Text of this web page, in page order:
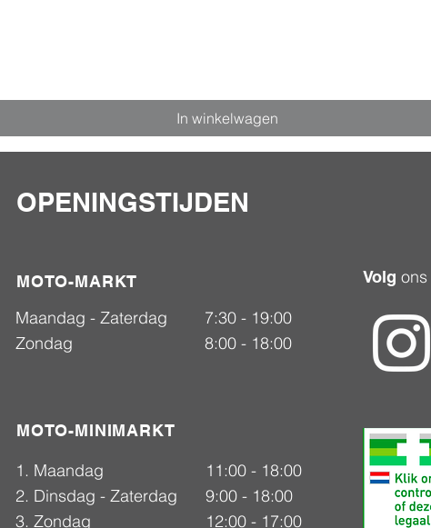
In winkelwagen
OPENINGSTIJDEN
MOTO-MARKT Volg
Maandag - Zaterdag
7:30 - 19:00
Zondag
8:00 - 18:00
MOTO-MINIMARKT
1. Maandag
11:00 - 18:00
2. Dinsdag - Zaterdag
9:00 - 18:00
3. Zondag
12:00 - 17:00